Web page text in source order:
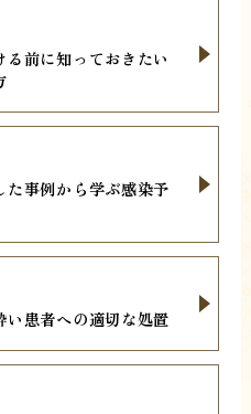
前に知っておきたい
事例から学ぶ感染予
患者への適切な処置